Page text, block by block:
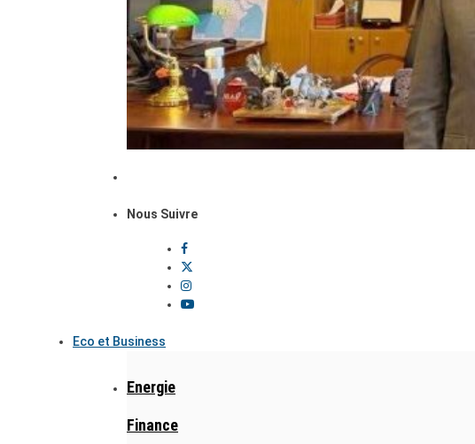
Nous Suivre
Eco et Business
Energie
Finance